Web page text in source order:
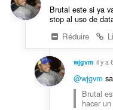
Brutal este si ya
stop al uso de
Réduire
wjgvm il y a
@wjgvm
Brutal
hacer